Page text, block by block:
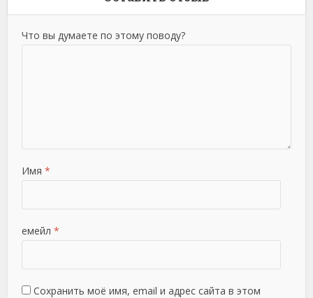
Что вы думаете по этому поводу?
Имя *
емейл *
Сохранить моё имя, email и адрес сайта в этом